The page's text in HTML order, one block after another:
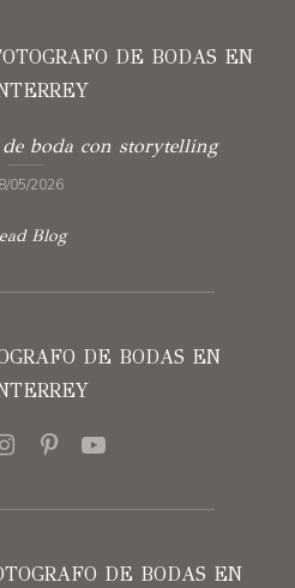
DE BODAS EN
boda con storytelling
05/2026
Blog
DE BODAS EN
DE BODAS EN